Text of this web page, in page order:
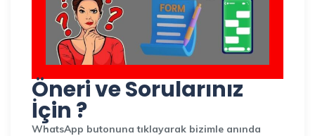
Öneri ve Sorularınız
İçin ?
WhatsApp butonuna tıklayarak bizimle anında